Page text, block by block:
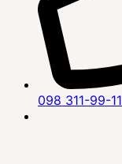
098 311-99-11